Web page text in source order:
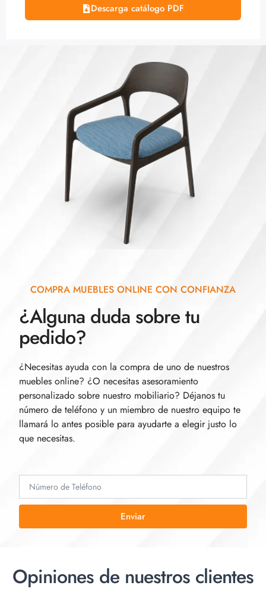
Descarga catálogo PDF
COMPRA MUEBLES ONLINE CON CONFIANZA
¿Alguna duda sobre tu
pedido?
¿Necesitas ayuda con la compra de uno de nuestros
muebles online? ¿O necesitas asesoramiento
personalizado sobre nuestro mobiliario? Déjanos tu
número de teléfono y un miembro de nuestro equipo te
llamará lo antes posible para ayudarte a elegir justo lo
que necesitas.
Enviar
Opiniones de nuestros clientes